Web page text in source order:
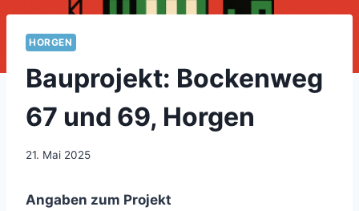
HORGEN
Bauprojekt: Bockenweg
67 und 69, Horgen
21. Mai 2025
Angaben zum Projekt